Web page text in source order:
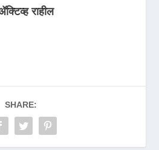
राहील
SHARE: